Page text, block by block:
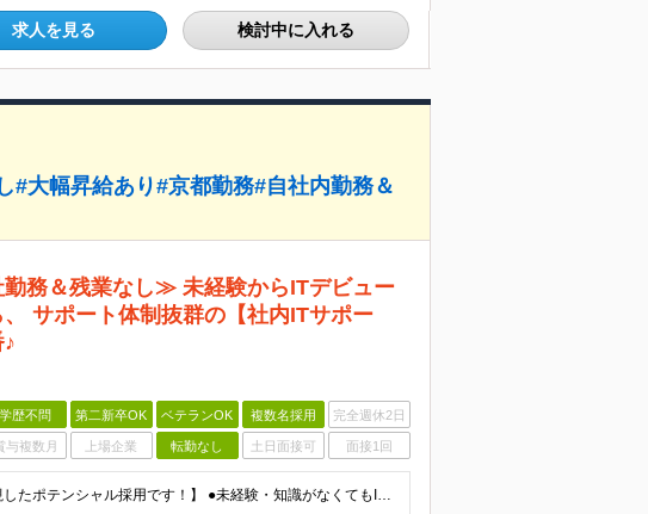
求人を見る 検討中に入れる
#大幅昇給あり#京都勤務#自社内勤務＆
務＆残業なし≫ 未経験からITデビュー
サポート体制抜群の【社内ITサポー
学歴不問 第二新卒OK ベテランOK 複数名採用 完全週休2日
与複数月 上場企業 転勤なし 土日面接可 面接1回
【未経験OK！ITへの興味と意欲を重視したポテンシャル採用です！】 ●未経験・知識がなくてもITへの関心や興味があればOK！ ●学歴不問 ＼前職での経験や業界は一切不問！／ □「昔からパソコンを触る